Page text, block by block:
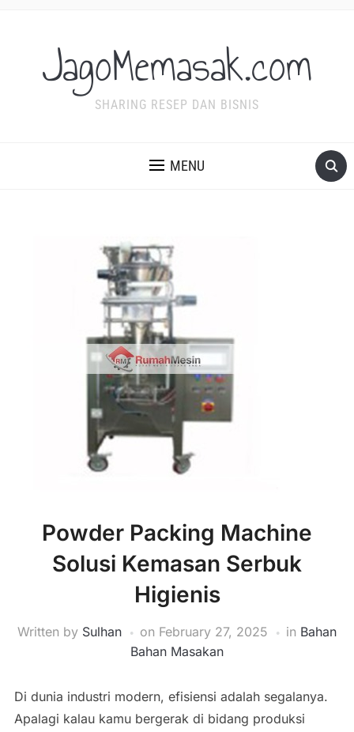
JagoMemasak.com
SHARING RESEP DAN BISNIS
MENU
Powder Packing Machine
Solusi Kemasan Serbuk
Higienis
Written by Sulhan on February 27, 2025 in Bahan
Bahan Masakan
Di dunia industri modern, efisiensi adalah segalanya.
Apalagi kalau kamu bergerak di bidang produksi